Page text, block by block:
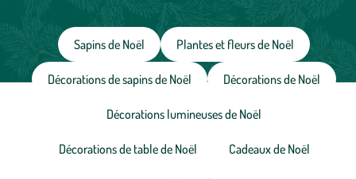
Sapins de Noël Plantes et fleurs de Noël
Décorations de sapins de Noël Décorations de Noël
Décorations lumineuses de Noël
Décorations de table de Noël Cadeaux de Noël